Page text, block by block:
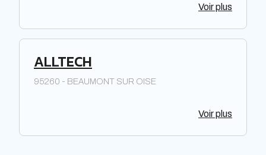
Voir plus
ALLTECH
95260 - BEAUMONT SUR OISE
Voir plus